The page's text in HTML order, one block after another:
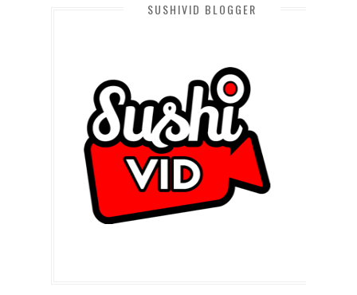
SUSHIVID BLOGGER